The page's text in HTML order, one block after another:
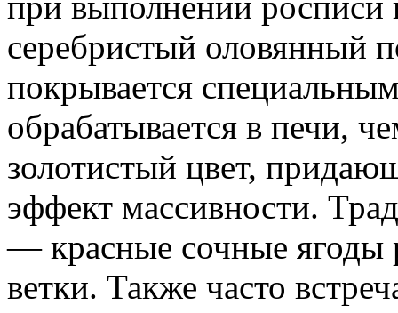
серебристый оловянный
покрывается
обрабатывается в печи,
золотистый цвет,
эффект массивности.
— красные сочные ягоды
ветки. Также часто